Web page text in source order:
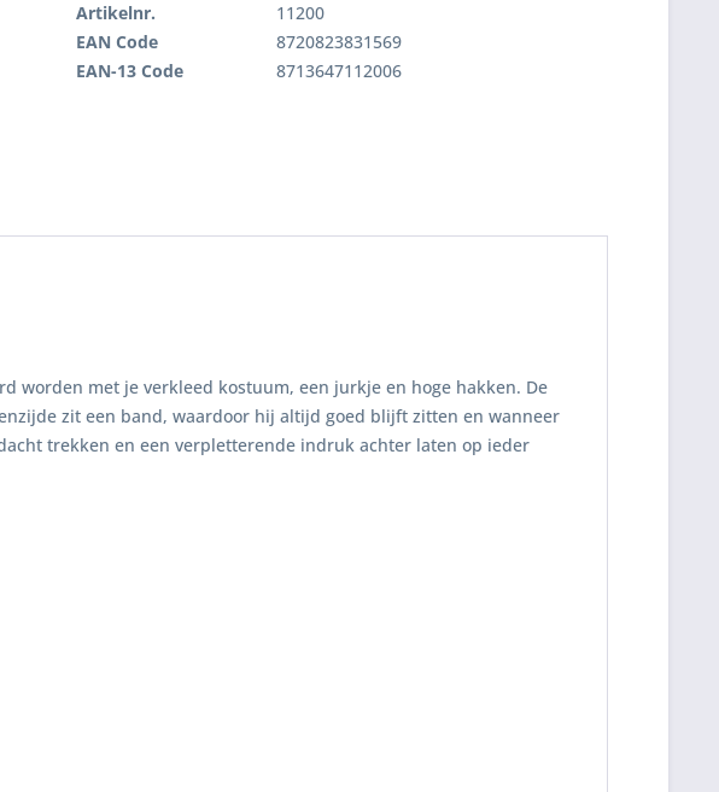
Artikelnr.
11200
EAN Code
8720823831569
EAN-13 Code
8713647112006
worden met je verkleed kostuum, een jurkje en hoge hakken. De
zit een band, waardoor hij altijd goed blijft zitten en wanneer
trekken en een verpletterende indruk achter laten op ieder